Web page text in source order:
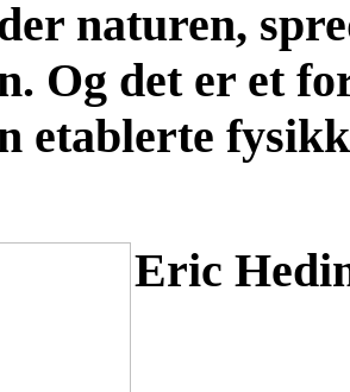
naturen,
Og det er et
etablerte
Eric